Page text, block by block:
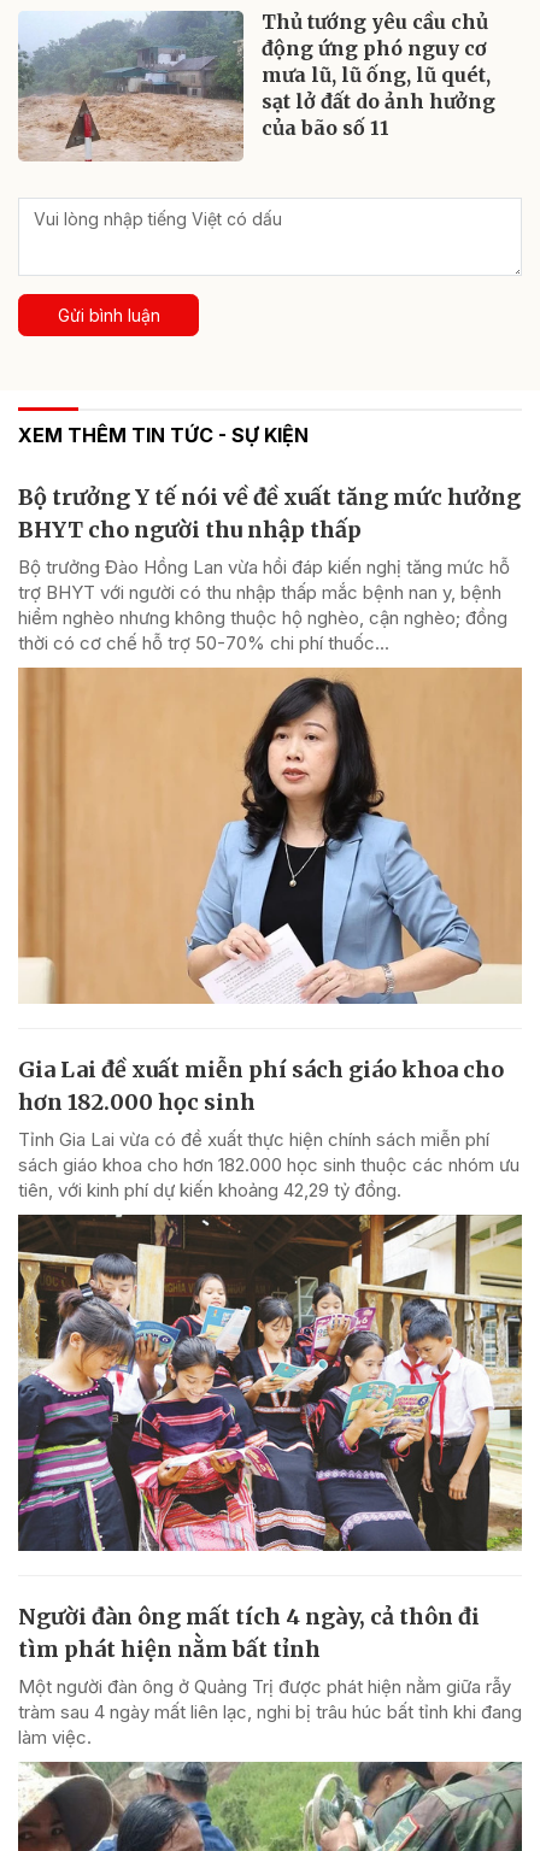
Thủ tướng yêu cầu chủ
động ứng phó nguy cơ
mưa lũ, lũ ống, lũ quét,
sạt lở đất do ảnh hưởng
của bão số 11
Gửi bình luận
XEM THÊM TIN TỨC - SỰ KIỆN
Bộ trưởng Y tế nói về đề xuất tăng mức hưởng
BHYT cho người thu nhập thấp
Bộ trưởng Đào Hồng Lan vừa hồi đáp kiến nghị tăng mức hỗ
trợ BHYT với người có thu nhập thấp mắc bệnh nan y, bệnh
hiểm nghèo nhưng không thuộc hộ nghèo, cận nghèo; đồng
thời có cơ chế hỗ trợ 50-70% chi phí thuốc...
Gia Lai đề xuất miễn phí sách giáo khoa cho
hơn 182.000 học sinh
Tỉnh Gia Lai vừa có đề xuất thực hiện chính sách miễn phí
sách giáo khoa cho hơn 182.000 học sinh thuộc các nhóm ưu
tiên, với kinh phí dự kiến khoảng 42,29 tỷ đồng.
Người đàn ông mất tích 4 ngày, cả thôn đi
tìm phát hiện nằm bất tỉnh
Một người đàn ông ở Quảng Trị được phát hiện nằm giữa rẫy
tràm sau 4 ngày mất liên lạc, nghi bị trâu húc bất tỉnh khi đang
làm việc.